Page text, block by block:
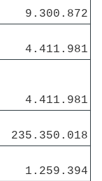
9.300.872
4.411.981
4.411.981
235.350.018
1.259.394